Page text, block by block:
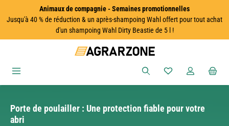
Passer au contenu principalAnimaux de compagnie - Semaines promotionnelles
Jusqu'à 40 % de réduction & un après-shampoing Wahl offert pour tout achat
d'un shampoing Wahl Dirty Beastie de 5 l !
Vous avez 0
Porte de poulailler : Une protection fiable pour votre
abri